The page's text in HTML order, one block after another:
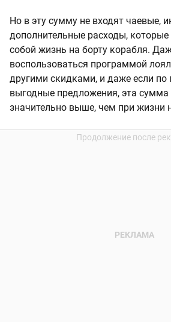
Но в эту сумму не входят чаевые,
дополнительные расходы,
собой жизнь на борту корабля.
воспользоваться программой
другими скидками, и даже если по
выгодные предложения, эта сумма
значительно выше, чем при жизни